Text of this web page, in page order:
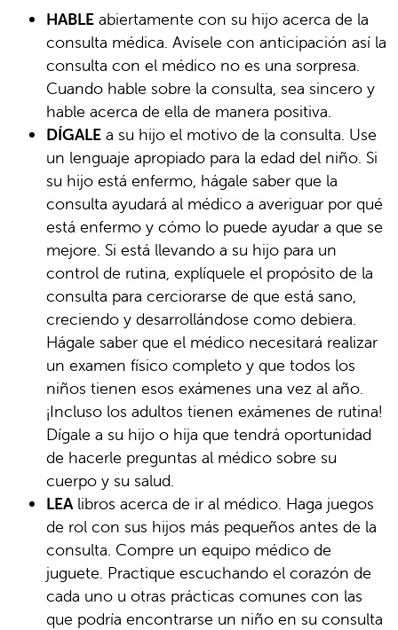
HABLE abiertamente con su hijo acerca de la
consulta médica. Avísele con anticipación así la
consulta con el médico no es una sorpresa.
Cuando hable sobre la consulta, sea sincero y
hable acerca de ella de manera positiva.
DÍGALE a su hijo el motivo de la consulta. Use
un lenguaje apropiado para la edad del niño. Si
su hijo está enfermo, hágale saber que la
consulta ayudará al médico a averiguar por qué
está enfermo y cómo lo puede ayudar a que se
mejore. Si está llevando a su hijo para un
control de rutina, explíquele el propósito de la
consulta para cerciorarse de que está sano,
creciendo y desarrollándose como debiera.
Hágale saber que el médico necesitará realizar
un examen físico completo y que todos los
niños tienen esos exámenes una vez al año.
¡Incluso los adultos tienen exámenes de rutina!
Dígale a su hijo o hija que tendrá oportunidad
de hacerle preguntas al médico sobre su
cuerpo y su salud.
LEA libros acerca de ir al médico. Haga juegos
de rol con sus hijos más pequeños antes de la
consulta. Compre un equipo médico de
juguete. Practique escuchando el corazón de
cada uno u otras prácticas comunes con las
que podría encontrarse un niño en su consulta